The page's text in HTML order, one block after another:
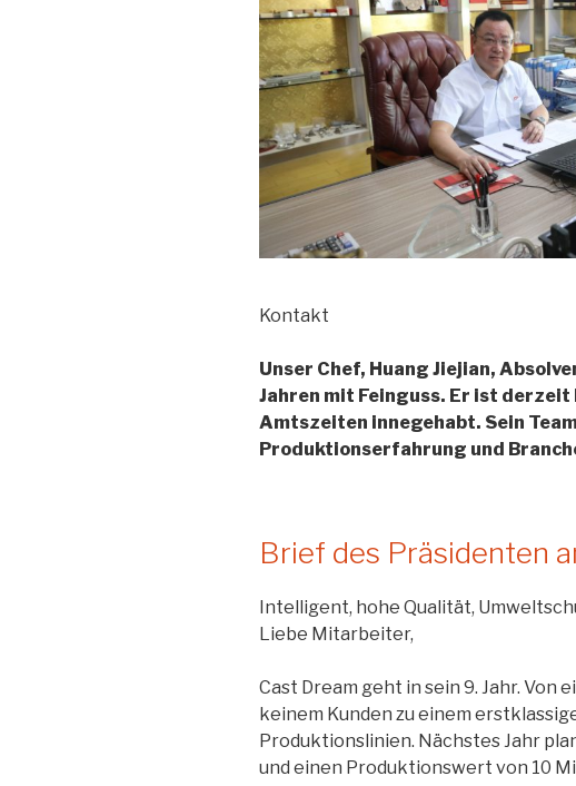
Kontakt
Unser Chef, Huang Jiejian,
Jahren mit Feinguss. Er ist
Amtszeiten innegehabt. Sein
Produktionserfahrung und
Brief des Präsidenten
Intelligent, hohe Qualität,
Liebe Mitarbeiter,
Cast Dream geht in sein 9. Jahr.
keinem Kunden zu einem
Produktionslinien. Nächstes Jahr
und einen Produktionswert von 10